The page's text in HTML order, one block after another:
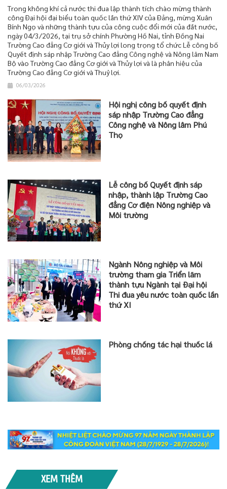
Trong không khí cả nước thi đua lập thành tích chào mừng thành
công Đại hội đại biểu toàn quốc lần thứ XIV của Đảng, mừng Xuân
Bính Ngọ và những thành tựu của công cuộc đổi mới của đất nước,
ngày 04/3/2026, tại trụ sở chính Phường Hố Nai, tỉnh Đồng Nai
Trường Cao đẳng Cơ giới và Thủy lợi long trọng tổ chức Lễ công bố
Quyết định sáp nhập Trường Cao đẳng Công nghệ và Nông lâm Nam
Bộ vào Trường Cao đẳng Cơ giới và Thủy lợi và là phân hiệu của
Trường Cao đẳng Cơ giới và Thuỷ lợi.
06/03/2026
Hội nghị công bố quyết định
sáp nhập Trường Cao đẳng
Công nghệ và Nông lâm Phú
Thọ
Lễ công bố Quyết định sáp
nhập, thành lập Trường Cao
đẳng Cơ điện Nông nghiệp và
Môi trường
Ngành Nông nghiệp và Môi
trường tham gia Triển lãm
thành tựu Ngành tại Đại hội
Thi đua yêu nước toàn quốc lần
thứ XI
Phòng chống tác hại thuốc lá
XEM THÊM